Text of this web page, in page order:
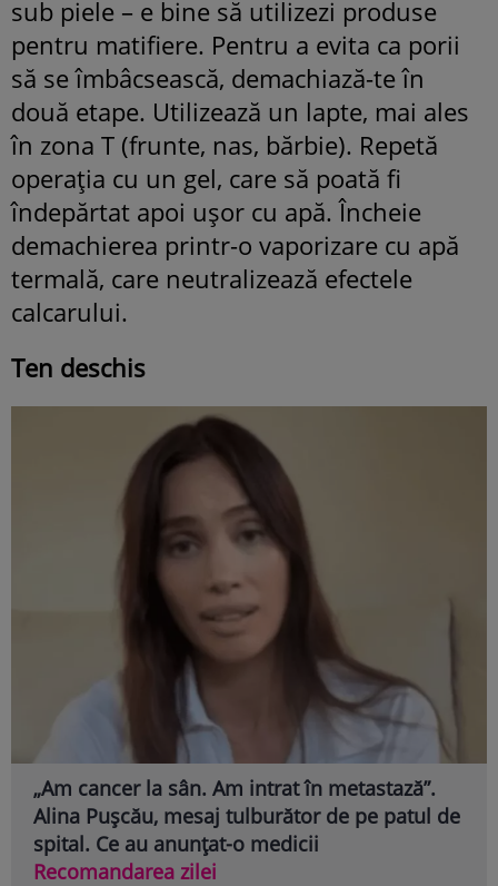
sub piele – e bine să utilizezi produse
pentru matifiere. Pentru a evita ca porii
să se îmbâcsească, demachiază-te în
două etape. Utilizează un lapte, mai ales
în zona T (frunte, nas, bărbie). Repetă
operaţia cu un gel, care să poată fi
îndepărtat apoi uşor cu apă. Încheie
demachierea printr-o vaporizare cu apă
termală, care neutralizează efectele
calcarului.
Ten deschis
„Am cancer la sân. Am intrat în metastază”.
Alina Pușcău, mesaj tulburător de pe patul de
spital. Ce au anunțat-o medicii
Recomandarea zilei